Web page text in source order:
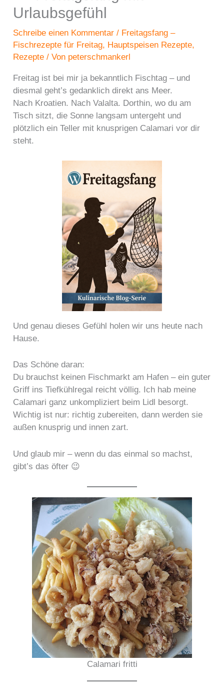
Urlaubsgefühl
Schreibe einen Kommentar / Freitagsfang –
Fischrezepte für Freitag, Hauptspeisen Rezepte,
Rezepte / Von peterschmankerl
Freitag ist bei mir ja bekanntlich Fischtag – und
diesmal geht’s gedanklich direkt ans Meer.
Nach Kroatien. Nach Valalta. Dorthin, wo du am
Tisch sitzt, die Sonne langsam untergeht und
plötzlich ein Teller mit knusprigen Calamari vor dir
steht.
Und genau dieses Gefühl holen wir uns heute nach
Hause.
Das Schöne daran:
Du brauchst keinen Fischmarkt am Hafen – ein guter
Griff ins Tiefkühlregal reicht völlig. Ich hab meine
Calamari ganz unkompliziert beim Lidl besorgt.
Wichtig ist nur: richtig zubereiten, dann werden sie
außen knusprig und innen zart.
Und glaub mir – wenn du das einmal so machst,
gibt’s das öfter 😉
Calamari fritti